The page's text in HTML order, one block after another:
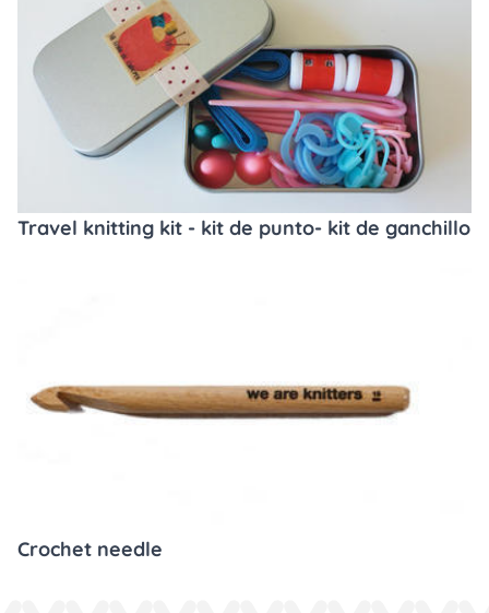
Travel knitting kit - kit de punto- kit de ganchillo
Crochet needle